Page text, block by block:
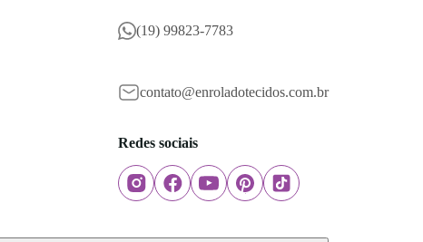
(19) 99823-7783
contato@enroladotecidos.com.br
Redes sociais